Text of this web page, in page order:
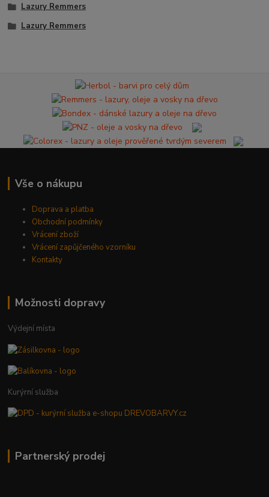
Lazury Remmers
Lazury Remmers
Vše o nákupu
Doprava a platba
Obchodní podmínky
Vrácení zboží
Vrácení zapůjčeného vzorníku
Kontakty
Možnosti dopravy
Výdejní místa
Kurýrní služba
Partnerský prodej